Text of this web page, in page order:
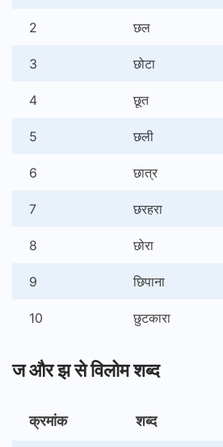
2 छल
3 छोटा
4 छूत
5 छली
6 छात्र
7 छरहरा
8 छोरा
9 छिपाना
10 छुटकारा
ज और झ से विलोम शब्द
क्रमांक शब्द